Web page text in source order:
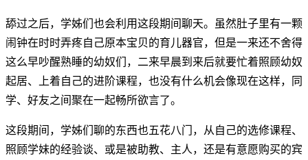
舔过之后，学姊们也会利用这段期间聊天。虽然肚子里有一颗
闹钟在时时弄疼自己原本宝贝的育儿器官，但是一来还不舍得
这么早吵醒熟睡的幼奴们，二来早晨到来后就要忙着照顾幼奴
起居、上着自己的进阶课程，也没有什么机会像现在这样，同
学、好友之间聚在一起畅所欲言了。
这段期间，学姊们聊的东西也五花八门，从自己的选修课程、
照顾学妹的经验谈、或是被助教、主人，还是有意愿购买的宾